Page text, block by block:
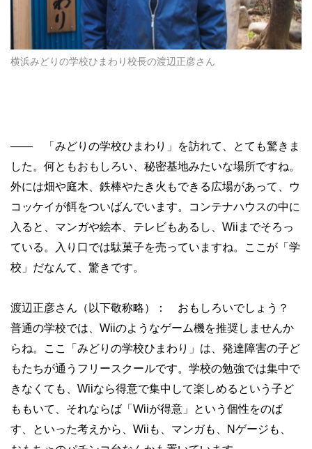
横浜みどりの学校ひまわり校長の渡辺正彦さん
—— 「みどりの学校ひまわり」を訪れて、とても驚きま
した。何ともおもしろい、秘密基地みたいな場所ですね。
外には畑や庭木、鉄棒やたき火もできる広場があって、ウ
コッケイが餌をついばんでいます。コンテナハウスの中に
入ると、マンガや絵本、テレビもあるし、Wiiまでそろっ
ている。入り口では駄菓子を売っていますね。ここが「学
校」だなんて、驚きです。
渡辺正彦さん（以下敬称略）： おもしろいでしょう？
普通の学校では、Wiiのようなゲーム機を推奨しませんか
らね。ここ「みどりの学校ひまわり」は、発達障害の子ど
もたちが通うフリースクールです。学校の勉強では集中で
きなくても、Wiiなら得意で集中して楽しめるという子ど
ももいて、それならば「Wiiが得意」という個性をのば
す、といった考えから、Wiiも、マンガも、Nゲージも、